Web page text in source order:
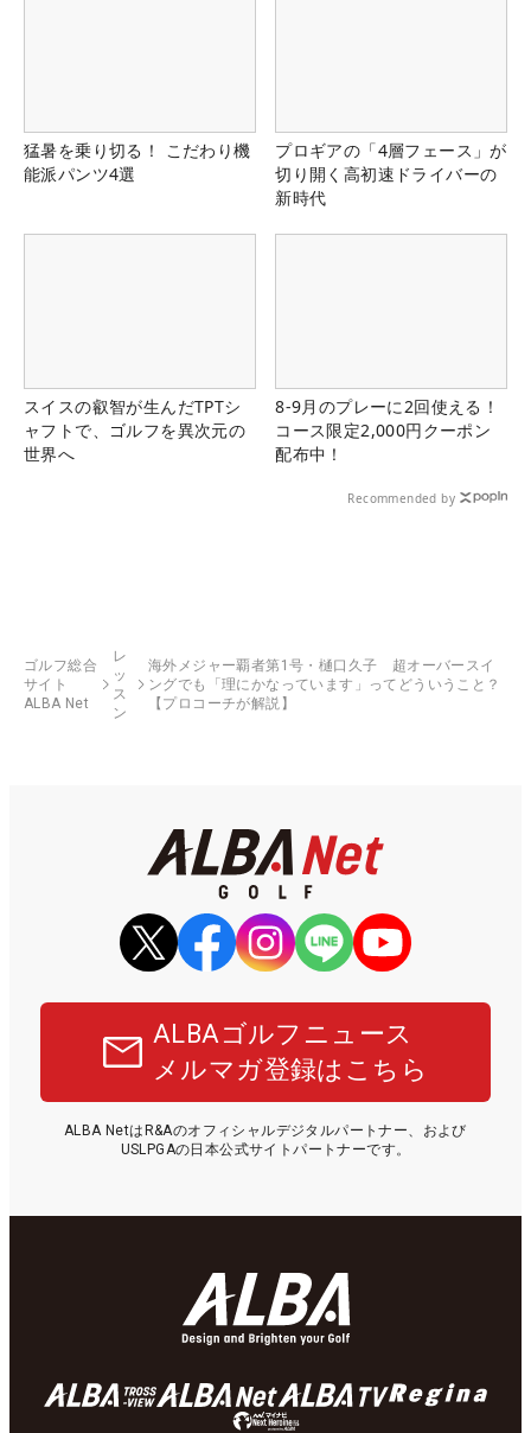
猛暑を乗り切る！ こだわり機
能派パンツ4選
プロギアの「4層フェース」が
切り開く高初速ドライバーの
新時代
スイスの叡智が生んだTPTシ
ャフトで、ゴルフを異次元の
世界へ
8-9月のプレーに2回使える！
コース限定2,000円クーポン
配布中！
Recommended by
ゴルフ総合
サイト
ALBA Net
レ
ッ
ス
ン
海外メジャー覇者第1号・樋口久子 超オーバースイ
ングでも「理にかなっています」ってどういうこと？
【プロコーチが解説】
ALBAゴルフニュース
メルマガ登録はこちら
ALBA NetはR&Aのオフィシャルデジタルパートナー、および
USLPGAの日本公式サイトパートナーです。